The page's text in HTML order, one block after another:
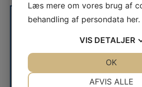
Få et uforpligtende
E-mail*
Læs mere om vores brug af
behandling af persondata her.
VIS DETALJER
AFVIS ALLE
OK